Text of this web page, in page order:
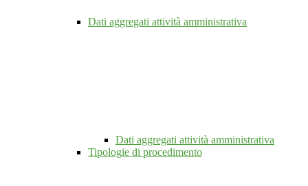
Dati aggregati attività amministrativa
Dati aggregati attività amministrativa
Tipologie di procedimento